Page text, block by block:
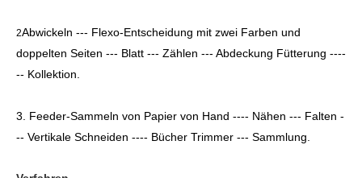
2Abwickeln --- Flexo-Entscheidung mit zwei Farben und
doppelten Seiten --- Blatt --- Zählen --- Abdeckung Fütterung ----
-- Kollektion.
3. Feeder-Sammeln von Papier von Hand ---- Nähen --- Falten -
-- Vertikale Schneiden ---- Bücher Trimmer --- Sammlung.